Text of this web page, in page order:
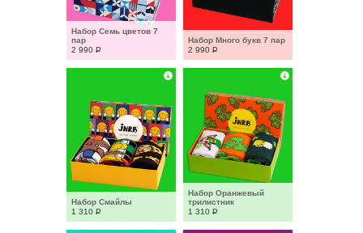
Набор Семь цветов 7
пар
2 990 Р
Набор Много букв 7 пар
2 990 Р
Набор Смайлы
1 310 Р
Набор Оранжевый
трилистник
1 310 Р